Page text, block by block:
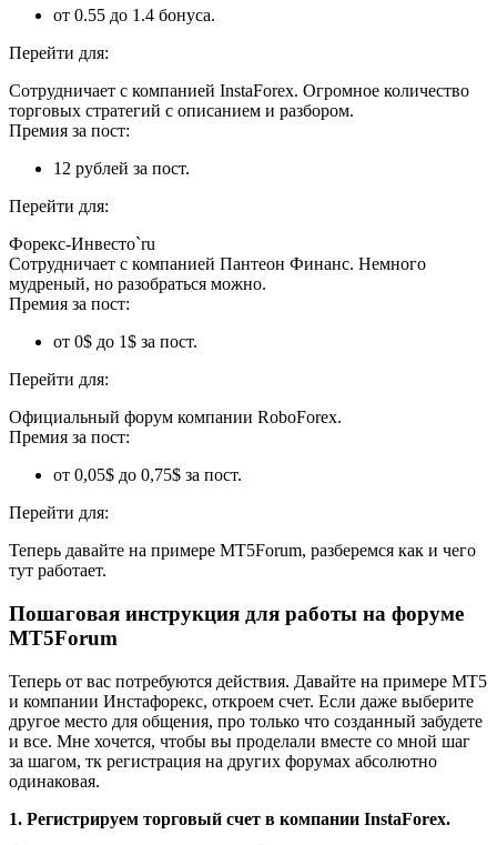
от 0.55 до 1.4 бонуса.
Перейти для:
Сотрудничает с компанией InstaForex. Огромное количество
торговых стратегий с описанием и разбором.
Премия за пост:
12 рублей за пост.
Перейти для:
Форекс-Инвесто`ru
Сотрудничает с компанией Пантеон Финанс. Немного
мудреный, но разобраться можно.
Премия за пост:
от 0$ до 1$ за пост.
Перейти для:
Официальный форум компании RoboForex.
Премия за пост:
от 0,05$ до 0,75$ за пост.
Перейти для:
Теперь давайте на примере MT5Forum, разберемся как и чего
тут работает.
Пошаговая инструкция для работы на форуме
MT5Forum
Теперь от вас потребуются действия. Давайте на примере MT5
и компании Инстафорекс, откроем счет. Если даже выберите
другое место для общения, про только что созданный забудете
и все. Мне хочется, чтобы вы проделали вместе со мной шаг
за шагом, тк регистрация на других форумах абсолютно
одинаковая.
1. Регистрируем торговый счет в компании InstaForex.